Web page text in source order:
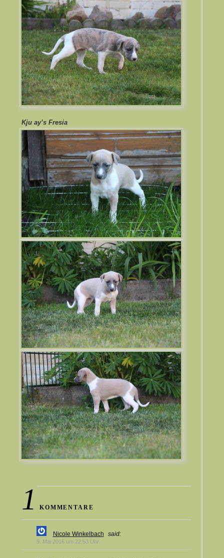
Kju ay’s Fresia
1 KOMMENTARE
Nicole Winkelbach said:
9. Mai 2016 um 22:53 Uhr